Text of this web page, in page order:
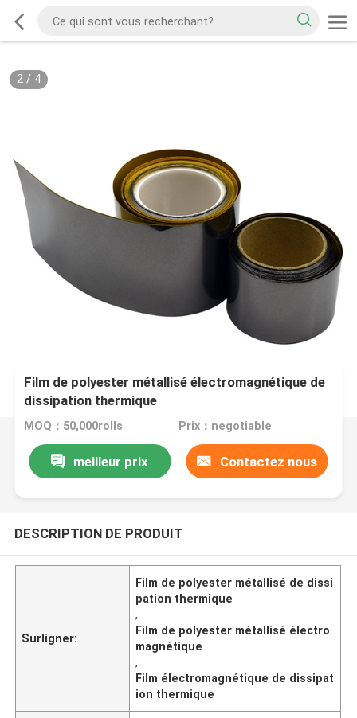
2/ 4
Film de polyester métallisé électromagnétique de
dissipation thermique
MOQ：50,000rolls Prix：negotiable
meilleur prix Contactez nous
DESCRIPTION DE PRODUIT
Surligner:
Film de polyester métallisé de dissi
pation thermique
,
Film de polyester métallisé électro
magnétique
,
Film électromagnétique de dissipat
ion thermique